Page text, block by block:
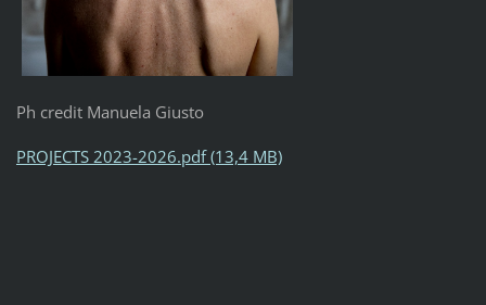
Ph credit Manuela Giusto
PROJECTS 2023-2026.pdf (13,4 MB)